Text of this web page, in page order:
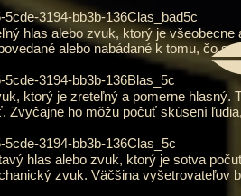
3194-bb3b-136Clas_bad5c
hlas alebo zvuk, ktorý je
alebo nabádané k tomu, čo
3194-bb3b-136Blas_5c
ktorý je zreteľný a pomerne hlasný.
Zvyčajne ho môžu počuť skúsení
3194-bb3b-136Clas_5c
hlas alebo zvuk, ktorý je sotva
zvuk. Väčšina vyšetrovateľov